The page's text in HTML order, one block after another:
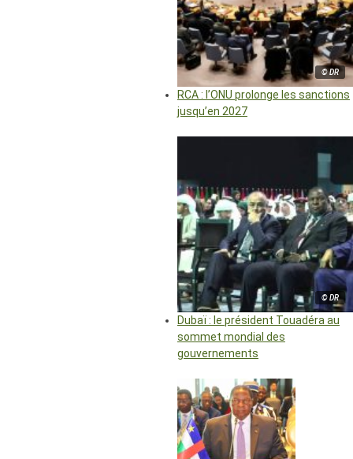
© DR
RCA : l’ONU prolonge les sanctions
jusqu’en 2027
© DR
Dubaï : le président Touadéra au
sommet mondial des
gouvernements